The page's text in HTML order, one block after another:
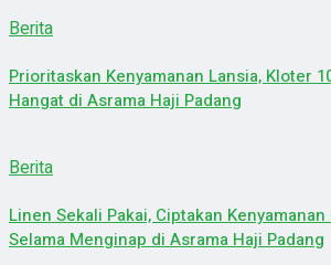
Berita
Prioritaskan Kenyamanan Lansia, Kloter
Hangat di Asrama Haji Padang
Berita
Linen Sekali Pakai, Ciptakan
Selama Menginap di Asrama Haji Padang